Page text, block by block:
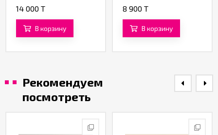
от «YESforLOV»
14 000 T
В корзину
Fliege (200 ML)
8 900 T
В корзину
Рекомендуем
посмотреть